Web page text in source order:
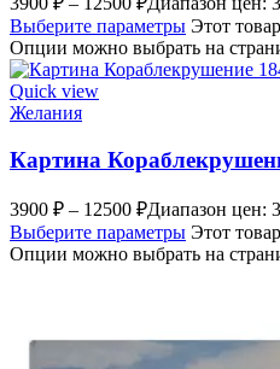
Выберите параметры Этот
Опции можно выбрать на
Quick view
Желания
Картина
3900 ₽ – 12500 ₽Диапазон цен:
Выберите параметры Этот
Опции можно выбрать на